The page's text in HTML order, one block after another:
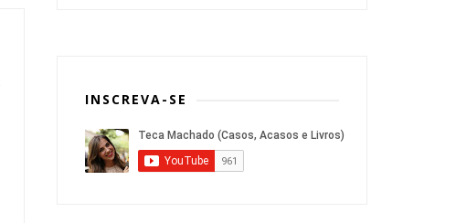
INSCREVA-SE